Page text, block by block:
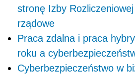
stronę Izby
rządowe
Praca zdalna i praca
roku a
Cyberbezpieczeństwo w